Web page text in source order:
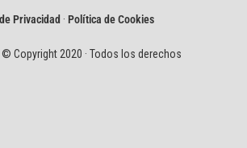
Privacidad ·Política de Cookies
Copyright 2020 · Todos los derechos